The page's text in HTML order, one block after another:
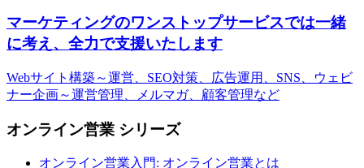
マーケティングのワンストップサービスでは一緒
に考え、全力で支援いたします
Webサイト構築～運営、SEO対策、広告運用、SNS、ウェビ
ナー企画～運営管理、メルマガ、顧客管理など
オンライン営業 シリーズ
オンライン営業入門: オンライン営業とは